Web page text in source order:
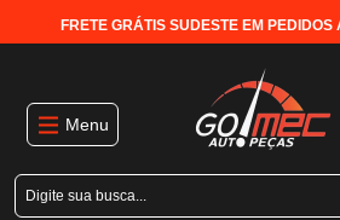
FRETE GRÁTIS SUDESTE EM
Menu